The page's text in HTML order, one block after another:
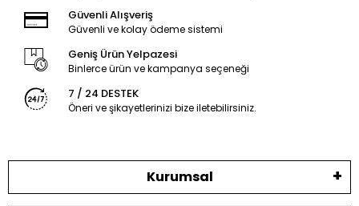
Güvenli Alışveriş
Güvenli ve kolay ödeme sistemi
Geniş Ürün Yelpazesi
Binlerce ürün ve kampanya seçeneği
7 / 24 DESTEK
Öneri ve şikayetlerinizi bize iletebilirsiniz.
Kurumsal